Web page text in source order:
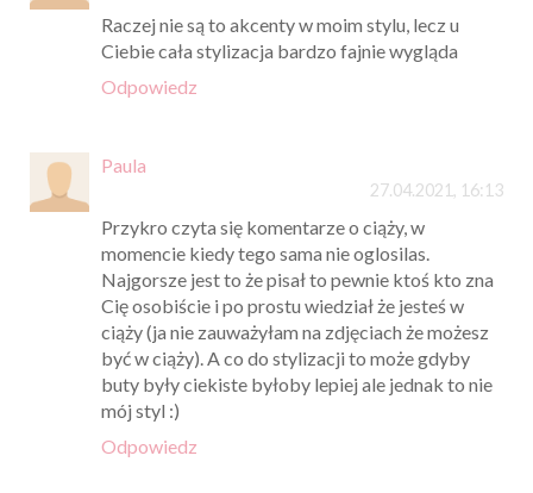
Raczej nie są to akcenty w moim stylu, lecz u
Ciebie cała stylizacja bardzo fajnie wygląda
Odpowiedz
Paula
27.04.2021, 16:13
Przykro czyta się komentarze o ciąży, w
momencie kiedy tego sama nie oglosilas.
Najgorsze jest to że pisał to pewnie ktoś kto zna
Cię osobiście i po prostu wiedział że jesteś w
ciąży (ja nie zauważyłam na zdjęciach że możesz
być w ciąży). A co do stylizacji to może gdyby
buty były ciekiste byłoby lepiej ale jednak to nie
mój styl :)
Odpowiedz